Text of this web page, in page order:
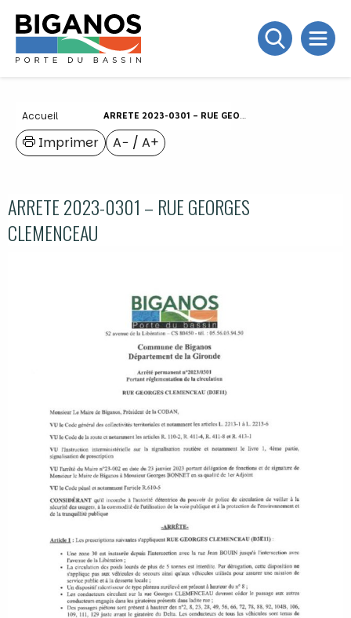
Accueil ARRETE 2023-0301 – RUE GEORGES CLEMENCEAU
A− / A+
Imprimer
ARRETE 2023-0301 – RUE GEORGES
CLEMENCEAU